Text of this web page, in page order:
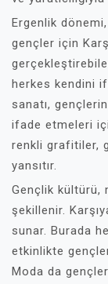
Ergenlik
gençler için
herkes kendini
sanatı,
ifade etmeleri
renkli grafitiler,
yansıtır.
Gençlik kültürü,
şekillenir.
sunar. Burada
etkinlikte
Moda da